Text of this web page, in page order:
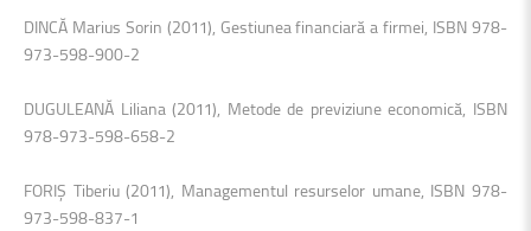
DINCĂ Marius Sorin (2011), Gestiunea financiară a firmei, ISBN 978-
973-598-900-2
DUGULEANĂ Liliana (2011), Metode de previziune economică, ISBN
978-973-598-658-2
FORIŞ Tiberiu (2011), Managementul resurselor umane, ISBN 978-
973-598-837-1